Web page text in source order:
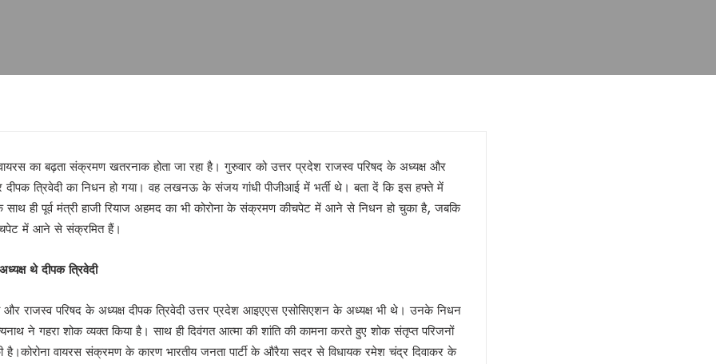
है’ से परिचित हुए लोग
का बढ़ता संक्रमण खतरनाक होता जा रहा है। गुरुवार को उत्तर प्रदेश राजस्व परिषद के अध्यक्ष और
त्रिवेदी का निधन हो गया। वह लखनऊ के संजय गांधी पीजीआई में भर्ती थे। बता दें कि इस हफ्ते में
साथ ही पूर्व मंत्री हाजी रियाज अहमद का भी कोरोना के संक्रमण कीचपेट में आने से निधन हो चुका है, जबकि
चपेट में आने से संक्रमित हैं।
थे दीपक त्रिवेदी
और राजस्व परिषद के अध्यक्ष दीपक त्रिवेदी उत्तर प्रदेश आइएएस एसोसिएशन के अध्यक्ष भी थे। उनके निधन
ने गहरा शोक व्यक्त किया है। साथ ही दिवंगत आत्मा की शांति की कामना करते हुए शोक संतृप्त परिजनों
है।कोरोना वायरस संक्रमण के कारण भारतीय जनता पार्टी के औरैया सदर से विधायक रमेश चंद्र दिवाकर के